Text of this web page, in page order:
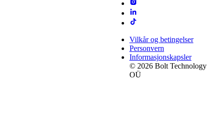
Vilkår og betingelser
Personvern
Informasjonskapsler
© 2026 Bolt Technology
OÜ